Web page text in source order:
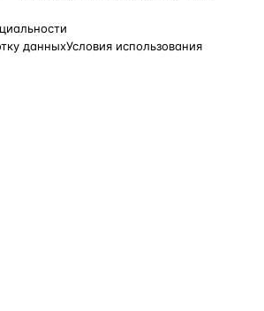
данныхУсловия использования